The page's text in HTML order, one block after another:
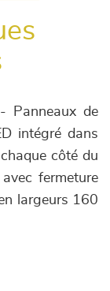
Panneaux de
intégré dans
côté du
fermeture
largeurs 160